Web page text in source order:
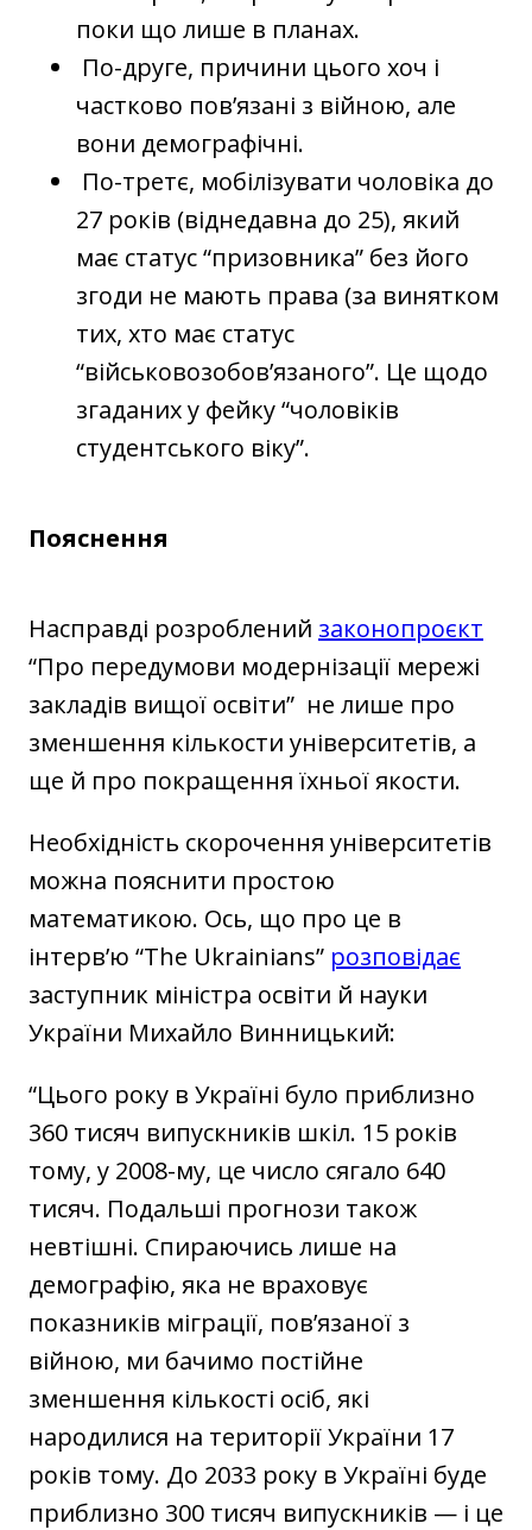
поки що лише в планах.
По-друге, причини цього хоч і
частково пов’язані з війною, але
вони демографічні.
По-третє, мобілізувати чоловіка до
27 років (віднедавна до 25), який
має статус “призовника” без його
згоди не мають права (за винятком
тих, хто має статус
“військовозобов’язаного”. Це щодо
згаданих у фейку “чоловіків
студентського віку”.
Пояснення
Насправді розроблений законопроєкт
“Про передумови модернізації мережі
закладів вищої освіти” не лише про
зменшення кількости університетів, а
ще й про покращення їхньої якости.
Необхідність скорочення університетів
можна пояснити простою
математикою. Ось, що про це в
інтерв’ю “The Ukrainians” розповідає
заступник міністра освіти й науки
України Михайло Винницький:
“Цього року в Україні було приблизно
360 тисяч випускників шкіл. 15 років
тому, у 2008-му, це число сягало 640
тисяч. Подальші прогнози також
невтішні. Спираючись лише на
демографію, яка не враховує
показників міграції, пов’язаної з
війною, ми бачимо постійне
зменшення кількості осіб, які
народилися на території України 17
років тому. До 2033 року в Україні буде
приблизно 300 тисяч випускників — і це